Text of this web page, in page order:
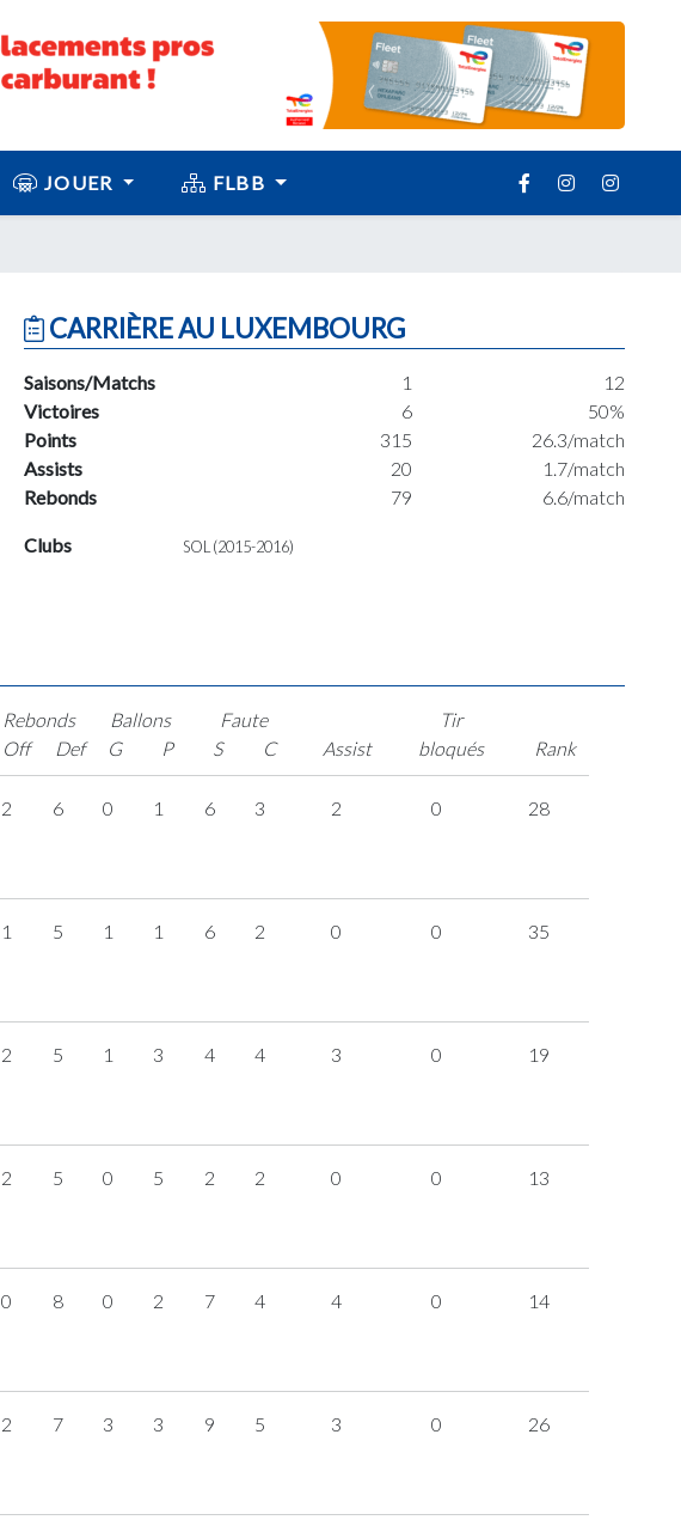
JOUER FLBB
CARRIÈRE AU LUXEMBOURG
Saisons/Matchs 1
12
Victoires
6
50%
Points
315
26.3/match
Assists
20
1.7/match
Rebonds
79 6.6/match
Clubs SOL (2015-2016)
Rebonds
Off
Def
Ballons
G
P
Faute
S
C Assist
Tir
bloqués
Rank
2 6 0 1 6 3 2 0 28
1 5 1 1 6 2 0 0 35
2 5 1 3 4 4 3 0 19
2 5 0 5 2 2 0 0 13
0 8 0 2 7 4 4 0 14
2 7 3 3 9 5 3 0 26